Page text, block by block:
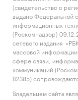
(свидетельство о
выдано Федеральной
информационных
(Роскомнадзор)
сетевого издания
массовой
сфере связи,
коммуникаций
82385)
Владельцем сайта